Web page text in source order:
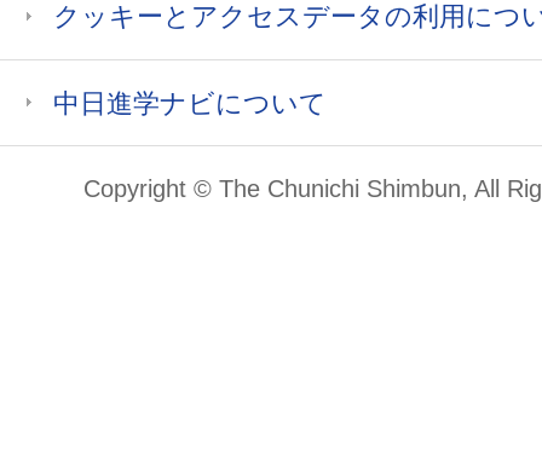
クッキーとアクセスデータの利用につ
中日進学ナビについて
Copyright © The Chunichi Shimbun, All